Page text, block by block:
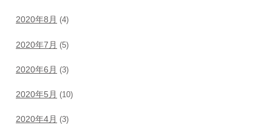
2020年8月 (4)
2020年7月 (5)
2020年6月 (3)
2020年5月 (10)
2020年4月 (3)